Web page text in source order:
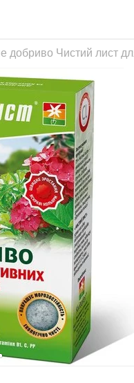
добриво Чистий лист